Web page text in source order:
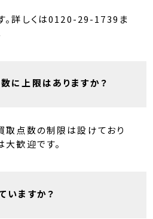
。詳しくは0120-29-1739ま
に上限はありますか？
取点数の制限は設けており
大歓迎です。
いますか？